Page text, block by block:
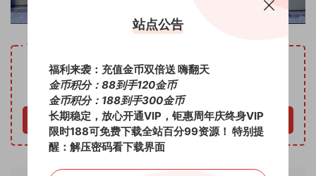
资源下载
下载价格 10金币
VIP免费
立即购买
站点公告
福利来袭：充值金币双倍送 嗨翻天
金币积分：88到手120金币
金币积分：188到手300金币
长期稳定，放心开通VIP，钜惠周年庆终身VIP
限时188可免费下载全站百分99资源！ 特别提
醒：解压密码看下载界面